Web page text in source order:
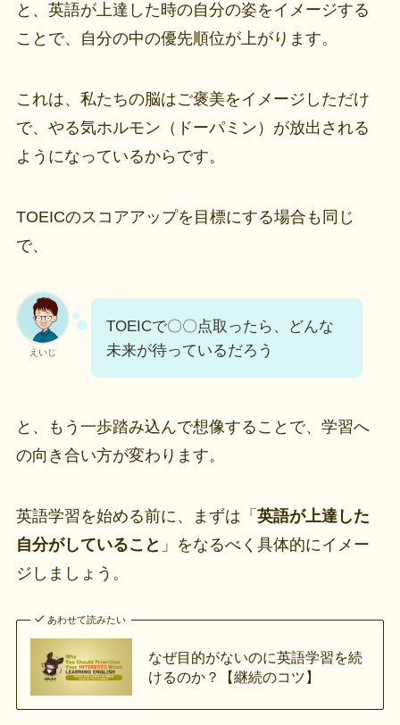
と、英語が上達した時の自分の姿をイメージする
ことで、自分の中の優先順位が上がります。
これは、私たちの脳はご褒美をイメージしただけ
で、やる気ホルモン（ドーパミン）が放出される
ようになっているからです。
TOEICのスコアアップを目標にする場合も同じ
で、
えいじ
TOEICで〇〇点取ったら、どんな
未来が待っているだろう
と、もう一歩踏み込んで想像することで、学習へ
の向き合い方が変わります。
英語学習を始める前に、まずは「 英語が上達した
自分がしていること 」をなるべく具体的にイメー
ジしましょう。
あわせて読みたい
なぜ目的がないのに英語学習を続
けるのか？【継続のコツ】